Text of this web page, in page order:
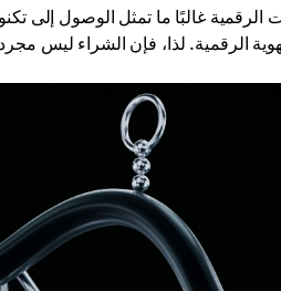
الرقمية غالبًا ما تمثل الوصول إلى